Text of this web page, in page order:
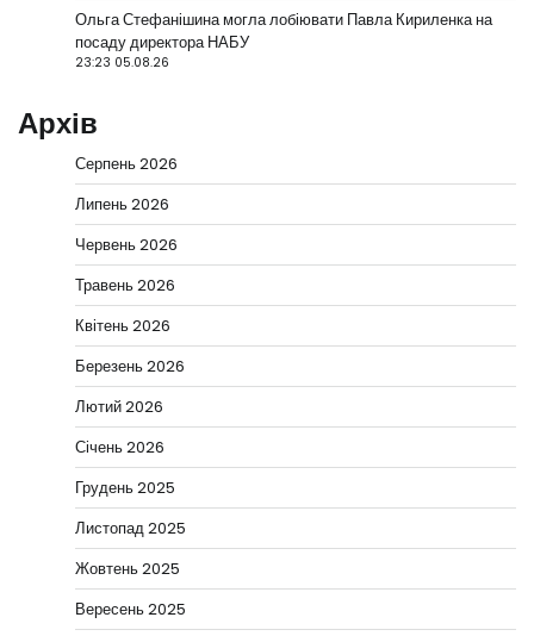
Ольга Стефанішина могла лобіювати Павла Кириленка на
посаду директора НАБУ
23:23 05.08.26
Архів
Серпень 2026
Липень 2026
Червень 2026
Травень 2026
Квітень 2026
Березень 2026
Лютий 2026
Січень 2026
Грудень 2025
Листопад 2025
Жовтень 2025
Вересень 2025